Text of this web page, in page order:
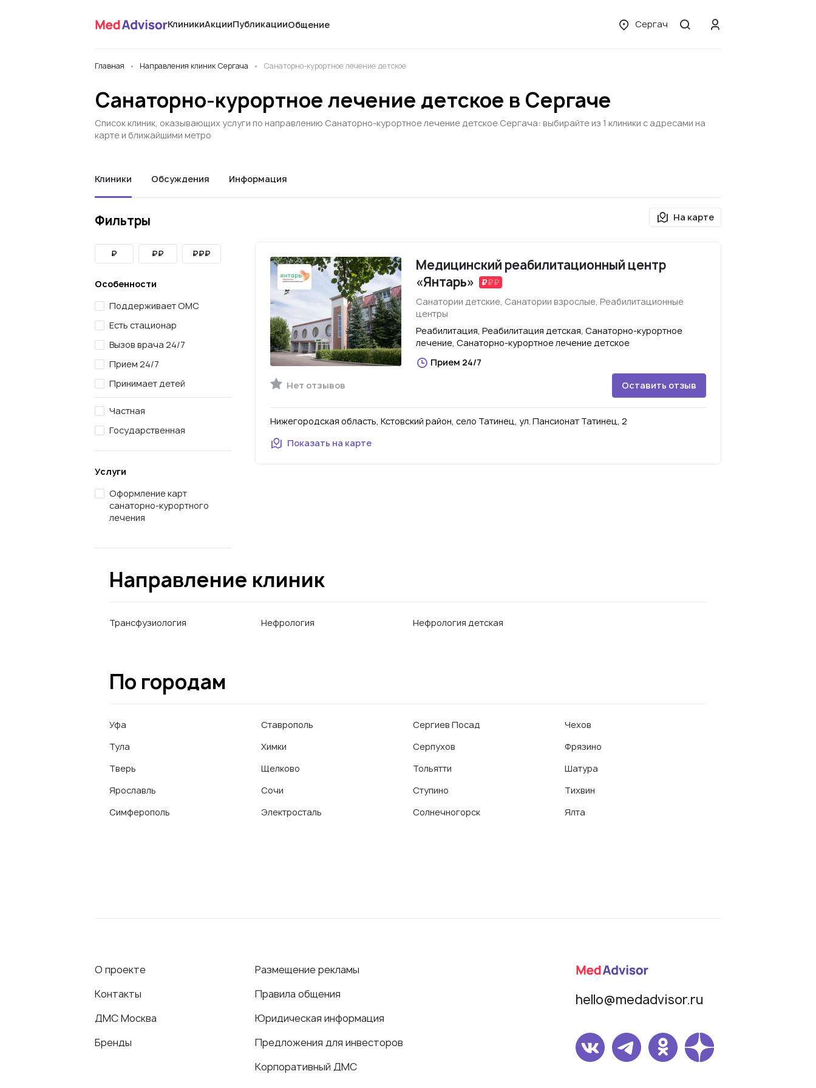
КлиникиАкцииПубликацииОбщение Сергач
Главная Направления клиник Сергача Санаторно-курортное лечение детское
Санаторно-курортное лечение детское в Сергаче
Список клиник, оказывающих услуги по направлению Санаторно-курортное лечение детское Сергача: выбирайте из 1 клиники с адресами на
карте и ближайшими метро
Клиники Обсуждения Информация
Фильтры
₽ ₽₽ ₽₽₽
Особенности
Поддерживает ОМС
Есть стационар
Вызов врача 24/7
Прием 24/7
Принимает детей
Частная
Государственная
Услуги
Оформление карт
санаторно-курортного
лечения
На карте
Медицинский реабилитационный центр
«Янтарь»
Санатории детские, Санатории взрослые, Реабилитационные
центры
Реабилитация, Реабилитация детская, Санаторно-курортное
лечение, Санаторно-курортное лечение детское
Прием 24/7
Нет отзывов
Оставить отзыв
Нижегородская область, Кстовский район, село Татинец, ул. Пансионат Татинец, 2
Показать на карте
Направление клиник
Трансфузиология Нефрология Нефрология детская
По городам
Уфа
Тула
Тверь
Ярославль
Симферополь
Ставрополь
Химки
Щелково
Сочи
Электросталь
Сергиев Посад
Серпухов
Тольятти
Ступино
Солнечногорск
Чехов
Фрязино
Шатура
Тихвин
Ялта
О проекте
Контакты
ДМС Москва
Бренды
Размещение рекламы
Правила общения
Юридическая информация
Предложения для инвесторов
Корпоративный ДМС
hello@medadvisor.ru